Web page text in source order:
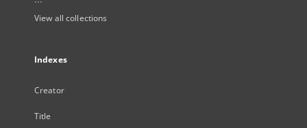
View all collections
Indexes
Creator
Title